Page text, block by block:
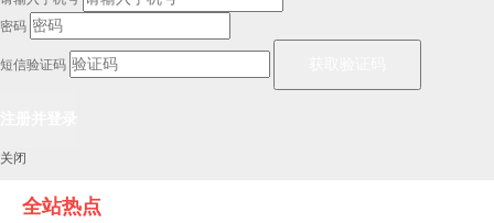
密码
短信验证码
关闭
全站热点